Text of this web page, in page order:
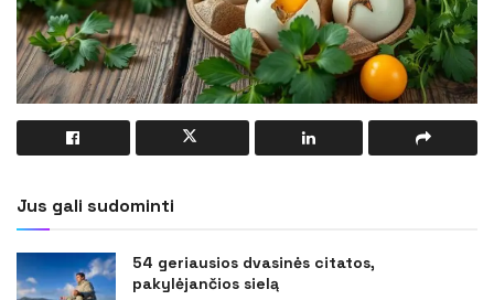
Jus gali sudominti
54 geriausios dvasinės citatos,
pakylėjančios sielą